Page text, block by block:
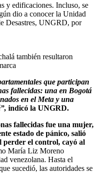
y edificaciones. Incluso, se
dio a conocer la Unidad
Desastres, UNGRD, por
también resultaron
que participan
fallecidas: una en Bogotá
en el Meta y una
indicó la UNGRD.
fallecidas fue una mujer,
estado de pánico, salió
perder el control, cayó al
María Liz Moreno
venezolana. Hasta el
sucedió, las autoridades se